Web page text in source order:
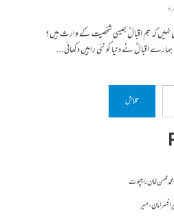
نہیں کہ ہم اقبالؒ جیسی شخصیت کے وارث ہیں؟
ہمارے اقبالؒ نے دنیا کو نئی راہیں دکھائی...
تلاش
محسن خان راجپوت